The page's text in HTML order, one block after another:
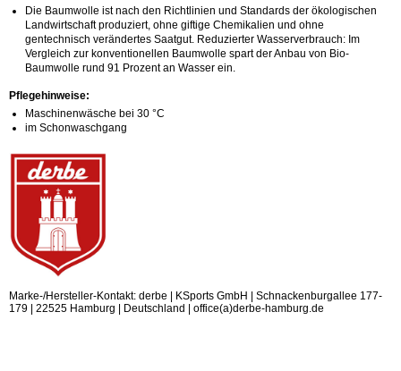
Die Baumwolle ist nach den Richtlinien und Standards der ökologischen
Landwirtschaft produziert, ohne giftige Chemikalien und ohne
gentechnisch verändertes Saatgut. Reduzierter Wasserverbrauch: Im
Vergleich zur konventionellen Baumwolle spart der Anbau von Bio-
Baumwolle rund 91 Prozent an Wasser ein.
Pflegehinweise:
Maschinenwäsche bei 30 °C
im Schonwaschgang
Marke-/Hersteller-Kontakt: derbe | KSports GmbH | Schnackenburgallee 177-
179 | 22525 Hamburg | Deutschland | office(a)derbe-hamburg.de